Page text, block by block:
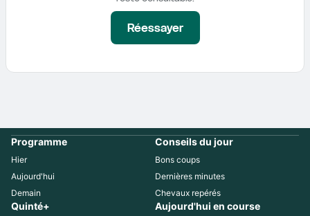
Réessayer
Programme
Hier
Aujourd'hui
Demain
Conseils du jour
Bons coups
Dernières minutes
Chevaux repérés
Quinté+ Aujourd'hui en course